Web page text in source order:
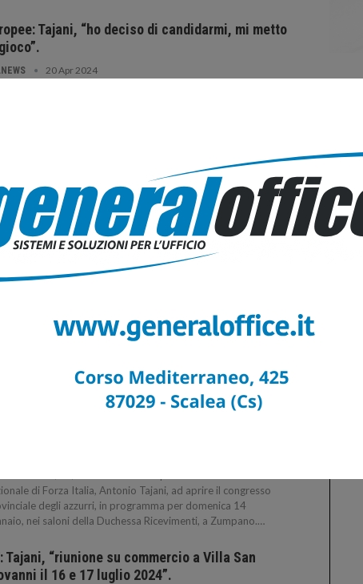
Tajani, “ho deciso di candidarmi, mi metto
20 Apr 2024
Italia: Occhiuto, “Tajani persona giusta al
giusto, io onorato per ruolo…
24 Feb 2024
:: 24/02/2024 :: "Congratulazioni al nostro segretario
Tajani, acclamato in modo chiaro e unanime da tutto il
nazionale di Forza Italia.
“auguri di pronto recupero a Occhiuto
14 Gen 2024
stradale tra Pizzo e Lamezia Terme.
Forza Italia verso il congresso
di Forza Italia, Antonio Tajani, ad aprire il congresso
degli azzurri, in programma per domenica 14
nei saloni della Duchessa Ricevimenti, a Zumpano.…
Tajani, “riunione su commercio a Villa San
il 16 e 17 luglio 2024”.